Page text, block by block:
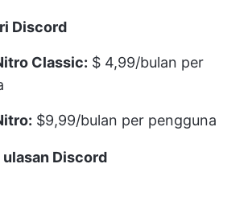
Discord
Classic: $ 4,99/bulan per
$9,99/bulan per pengguna
Discord